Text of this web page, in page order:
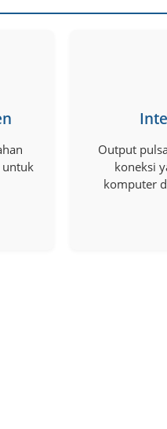
untuk
Output
koneksi
komputer